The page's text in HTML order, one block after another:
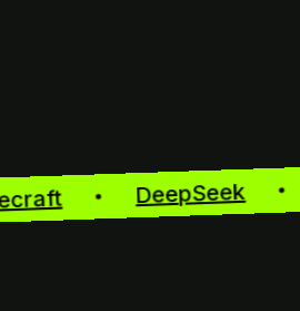
Recraft DeepSeek